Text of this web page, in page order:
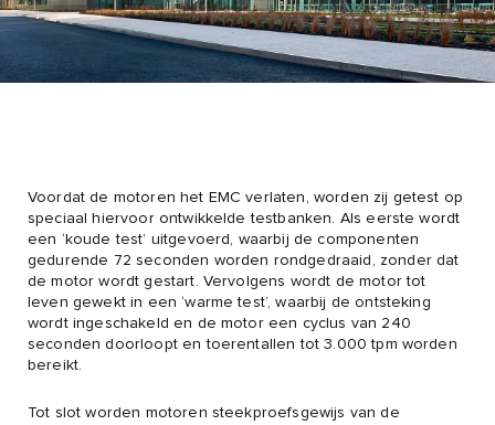
Voordat de motoren het EMC verlaten, worden zij getest op
speciaal hiervoor ontwikkelde testbanken. Als eerste wordt
een ‘koude test’ uitgevoerd, waarbij de componenten
gedurende 72 seconden worden rondgedraaid, zonder dat
de motor wordt gestart. Vervolgens wordt de motor tot
leven gewekt in een ‘warme test’, waarbij de ontsteking
wordt ingeschakeld en de motor een cyclus van 240
seconden doorloopt en toerentallen tot 3.000 tpm worden
bereikt.
Tot slot worden motoren steekproefsgewijs van de